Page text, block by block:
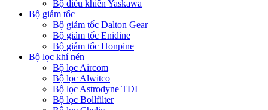
Bộ điều khiển Yaskawa
Bộ giảm tốc
Bộ giảm tốc Dalton Gear
Bộ giảm tốc Enidine
Bộ giảm tốc Honpine
Bộ lọc khí nén
Bộ lọc Aircom
Bộ lọc Alwitco
Bộ lọc Astrodyne TDI
Bộ lọc Bollfilter